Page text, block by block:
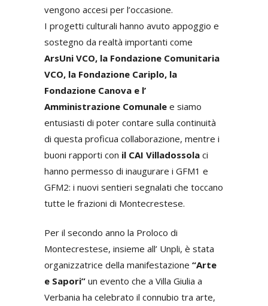
vengono accesi per l’occasione.
I progetti culturali hanno avuto appoggio e
sostegno da realtà importanti come
ArsUni VCO, la Fondazione Comunitaria
VCO, la Fondazione Cariplo, la
Fondazione Canova e l’
Amministrazione Comunale e siamo
entusiasti di poter contare sulla continuità
di questa proficua collaborazione, mentre i
buoni rapporti con il CAI Villadossola ci
hanno permesso di inaugurare i GFM1 e
GFM2: i nuovi sentieri segnalati che toccano
tutte le frazioni di Montecrestese.
Per il secondo anno la Proloco di
Montecrestese, insieme all’ Unpli, è stata
organizzatrice della manifestazione “Arte
e Sapori” un evento che a Villa Giulia a
Verbania ha celebrato il connubio tra arte,